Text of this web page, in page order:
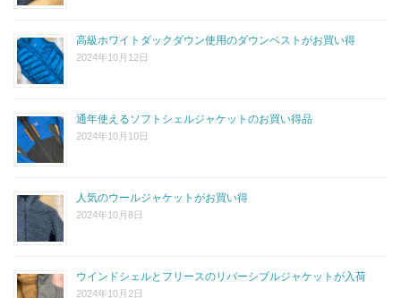
高級ホワイトダックダウン使用のダウンベストがお買い得
2024年10月12日
通年使えるソフトシェルジャケットのお買い得品
2024年10月10日
人気のウールジャケットがお買い得
2024年10月8日
ウインドシェルとフリースのリバーシブルジャケットが入荷
2024年10月2日